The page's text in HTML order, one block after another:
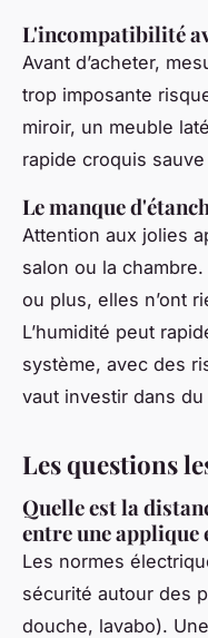
L'incompatibilité
Avant d’acheter,
trop imposante
miroir, un meuble
rapide croquis
Le manque
Attention aux jolies
salon ou la
ou plus, elles n’ont
L’humidité peut
système, avec des
vaut investir dans
Les questions
Quelle est la
entre une applique
Les normes
sécurité autour des
douche, lavabo).